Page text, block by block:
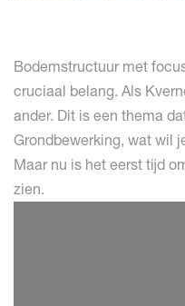
Bodemstructuur met
cruciaal belang. Als
ander. Dit is een thema
Grondbewerking, wat wil
Maar nu is het eerst tijd
zien.